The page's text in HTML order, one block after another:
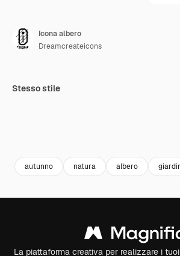
Icona albero
Dreamcreateicons
Stesso stile
autunno natura albero
La piattaforma creativa per realizzare i